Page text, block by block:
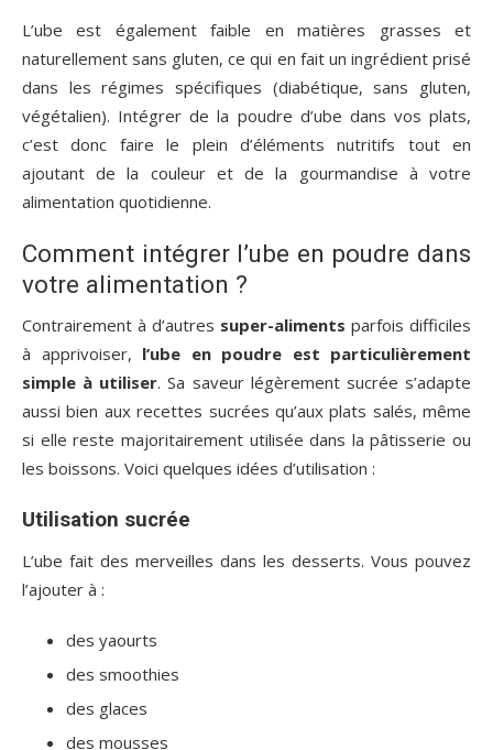
L’ube est également faible en matières grasses et
naturellement sans gluten, ce qui en fait un ingrédient prisé
dans les régimes spécifiques (diabétique, sans gluten,
végétalien). Intégrer de la poudre d’ube dans vos plats,
c’est donc faire le plein d’éléments nutritifs tout en
ajoutant de la couleur et de la gourmandise à votre
alimentation quotidienne.
Comment intégrer l’ube en poudre dans
votre alimentation ?
Contrairement à d’autres super-aliments parfois difficiles
à apprivoiser, l’ube en poudre est particulièrement
simple à utiliser. Sa saveur légèrement sucrée s’adapte
aussi bien aux recettes sucrées qu’aux plats salés, même
si elle reste majoritairement utilisée dans la pâtisserie ou
les boissons. Voici quelques idées d’utilisation :
Utilisation sucrée
L’ube fait des merveilles dans les desserts. Vous pouvez
l’ajouter à :
des yaourts
des smoothies
des glaces
des mousses